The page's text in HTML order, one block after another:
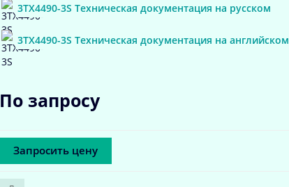
3TX4490-3S Техническая документация на русском
3TX4490-3S Техническая документация на английском
По запросу
Запросить цену